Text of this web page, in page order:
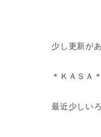
少し更新が
＊ＫＡＳＡ
最近少しい